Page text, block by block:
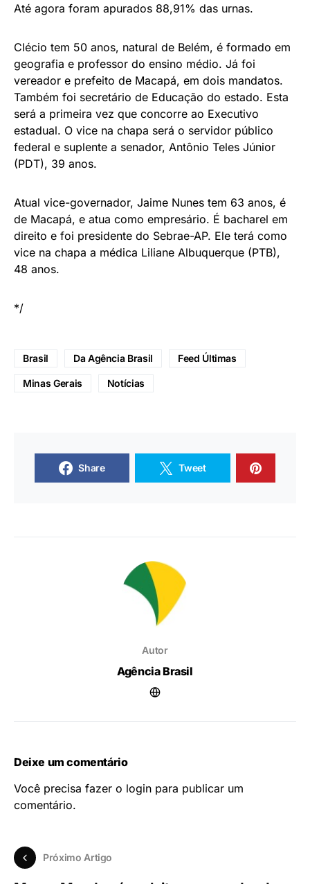
Até agora foram apurados 88,91% das urnas.
Clécio tem 50 anos, natural de Belém, é formado em
geografia e professor do ensino médio. Já foi
vereador e prefeito de Macapá, em dois mandatos.
Também foi secretário de Educação do estado. Esta
será a primeira vez que concorre ao Executivo
estadual. O vice na chapa será o servidor público
federal e suplente a senador, Antônio Teles Júnior
(PDT), 39 anos.
Atual vice-governador, Jaime Nunes tem 63 anos, é
de Macapá, e atua como empresário. É bacharel em
direito e foi presidente do Sebrae-AP. Ele terá como
vice na chapa a médica Liliane Albuquerque (PTB),
48 anos.
*/
Brasil Da Agência Brasil Feed Últimas
Minas Gerais Notícias
Share Tweet
Autor
Agência Brasil
Deixe um comentário
Você precisa fazer o login para publicar um
comentário.
Próximo Artigo